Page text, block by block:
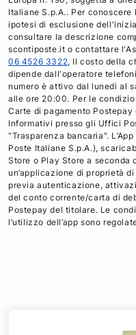
Italiane S.p.A.. Per
ipotesi di esclusione
consultare la descrizione
scontiposte.it o contattare
06 4526 3322, Il costo della
dipende dall'operatore
numero è attivo dal lunedì al
alle ore 20:00. Per le
Carte di pagamento
Informativi presso gli Uffici
"Trasparenza bancaria".
Poste Italiane S.p.A.),
Store o Play Store a seconda
un’applicazione di proprietà
previa autenticazione,
del conto corrente/carta di
Postepay del titolare. Le
l’utilizzo dell’app sono